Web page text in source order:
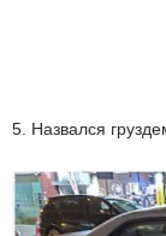
5. Назвался